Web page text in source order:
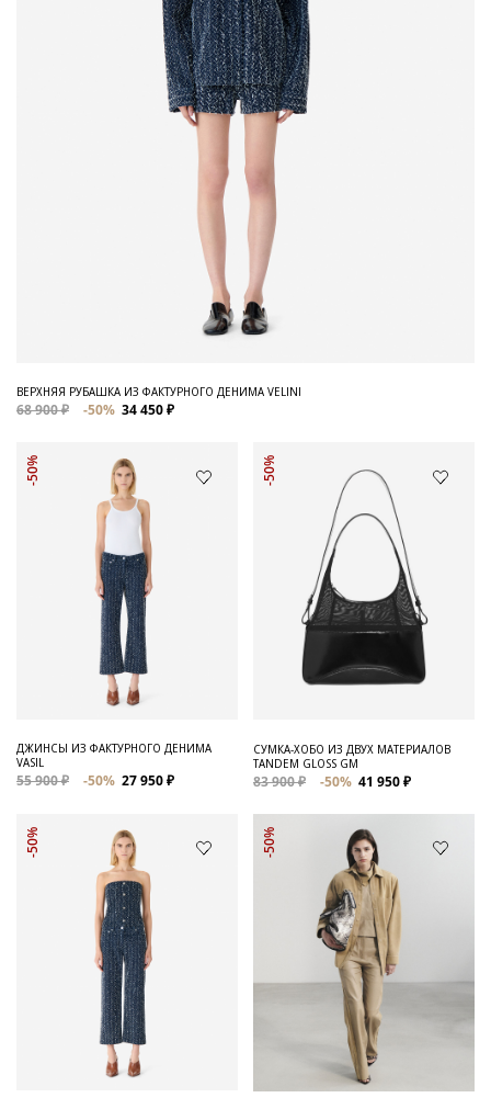
ВЕРХНЯЯ РУБАШКА ИЗ ФАКТУРНОГО ДЕНИМА VELINI
68 900 ₽ -50% 34 450 ₽
-50%
ДЖИНСЫ ИЗ ФАКТУРНОГО ДЕНИМА
VASIL
55 900 ₽ -50% 27 950 ₽
-50%
СУМКА-ХОБО ИЗ ДВУХ МАТЕРИАЛОВ
TANDEM GLOSS GM
83 900 ₽ -50% 41 950 ₽
-50% -50%